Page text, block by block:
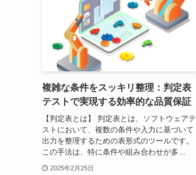
複雑な条件をスッキリ整理：判定表
テストで実現する効率的な品質保証
【判定表とは】 判定表とは、ソフトウェアテ
ストにおいて、複数の条件や入力に基づいて
出力を整理するための表形式のツールです。
この手法は、特に条件や組み合わせが多...
2025年2月25日